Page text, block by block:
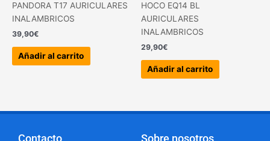
PANDORA T17 AURICULARES
INALAMBRICOS
39,90€
Añadir al carrito
HOCO EQ14 BL
AURICULARES
INALAMBRICOS
29,90€
Añadir al carrito
Contacto Sobre nosotros